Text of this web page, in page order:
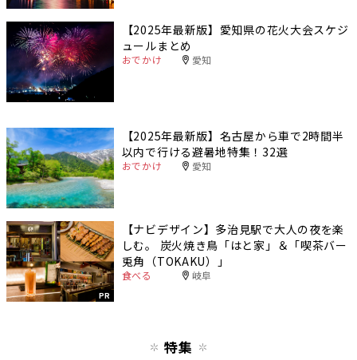
【2025年最新版】愛知県の花火大会スケジ
ュールまとめ
おでかけ 愛知
【2025年最新版】名古屋から車で2時間半
以内で行ける避暑地特集！32選
おでかけ 愛知
PR
【ナビデザイン】多治見駅で大人の夜を楽
しむ。 炭火焼き鳥「はと家」＆「喫茶バー
兎角（TOKAKU）」
食べる 岐阜
特集